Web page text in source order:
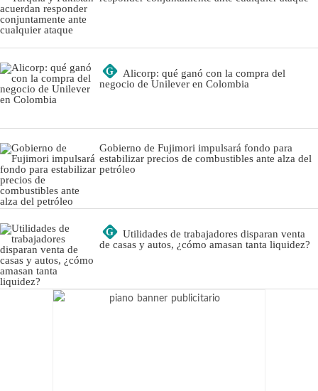
G
Alicorp: qué ganó con la compra del
negocio de Unilever en Colombia
Gobierno de Fujimori impulsará fondo para
estabilizar precios de combustibles ante alza del
petróleo
G
Utilidades de trabajadores disparan venta
de casas y autos, ¿cómo amasan tanta liquidez?